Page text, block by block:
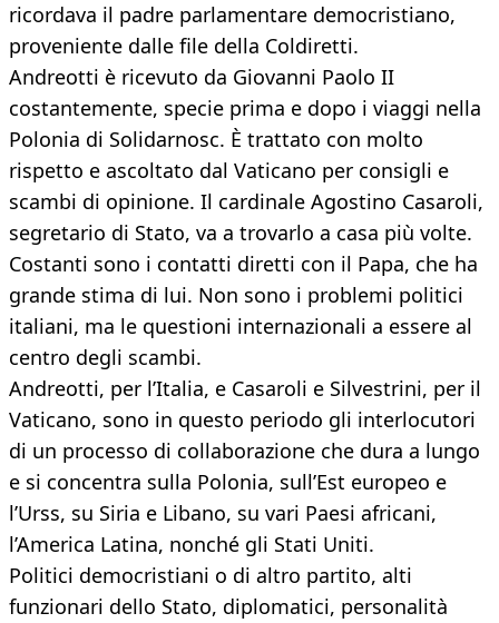
ricordava il padre parlamentare democristiano,
proveniente dalle file della Coldiretti.
Andreotti è ricevuto da Giovanni Paolo II
costantemente, specie prima e dopo i viaggi nella
Polonia di Solidarnosc. È trattato con molto
rispetto e ascoltato dal Vaticano per consigli e
scambi di opinione. Il cardinale Agostino Casaroli,
segretario di Stato, va a trovarlo a casa più volte.
Costanti sono i contatti diretti con il Papa, che ha
grande stima di lui. Non sono i problemi politici
italiani, ma le questioni internazionali a essere al
centro degli scambi.
Andreotti, per l’Italia, e Casaroli e Silvestrini, per il
Vaticano, sono in questo periodo gli interlocutori
di un processo di collaborazione che dura a lungo
e si concentra sulla Polonia, sull’Est europeo e
l’Urss, su Siria e Libano, su vari Paesi africani,
l’America Latina, nonché gli Stati Uniti.
Politici democristiani o di altro partito, alti
funzionari dello Stato, diplomatici, personalità